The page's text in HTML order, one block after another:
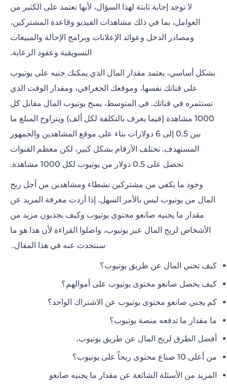
المزيد من الأسئلة الشائعة عن مقدار ما يجني صناع
محتوى يوتيوب
لا توجد إجابة ثابتة لهذا السؤال، لأنها تعتمد على الكثير من
العوامل، بما في ذلك مشاهدات الفيديو وقاعدة المشتركين،
ومصادر الدخل وعوائد الإعلانات وبرامج الإحالة والمبيعات
التسويقية وعقود الرعاية.
بشكل أساسي، يعتمد مقدار المال الذي يمكنك جنيه على يوتيوب
على قناتك نفسها، وموقعك الجغرافي، ومقدار الوقت الذي
تستثمره في قناتك. في المتوسط، يمنح يوتيوب المال مقابل كل
1000 مشاهدة (فيما يعرف بالتكلفة لكل ألف) ويتراوح المبلغ ما
بين 0.5 إلى 6 دولارات بناء على موقع المشاهدين والجمهور
المستهدف. تختلف الأرقام بشكل كبير، لكن معظم القنوات
تحصل على 0.5 دولار من يوتيوب لكل 1000 مشاهدة.
وجود ما يكفي من مشتركين نشطاء ومشاهدين من أجل ربح
المال من يوتيوب ليس بالأمر السهل. إذا أردت معرفة المزيد عن
مقدار ما يجنيه صانعو محتوى يوتيوب وكيف يجذبون مزيد من
الأشخاص لربح المال عبر يوتيوب، واصلوا القراءة لأن هذا هو ما
سنتحدث عنه في هذا المقال.
كيف تجني المال عن طريق يوتيوب؟
كيف يحصل صانعو محتوى يوتيوب على أموالهم؟
كم يجني صانعو محتوى يوتيوب عن الاشتراك الواحد؟
ما مقدار ما تدفعه منصة يوتيوب؟
أفضل الطرق لربح المال عن طريق يوتيوب.
من أعلى 10 صناع محتوى ربحاً على يوتيوب؟
المزيد من الأسئلة الشائعة عن مقدار ما يجنيه صانعو